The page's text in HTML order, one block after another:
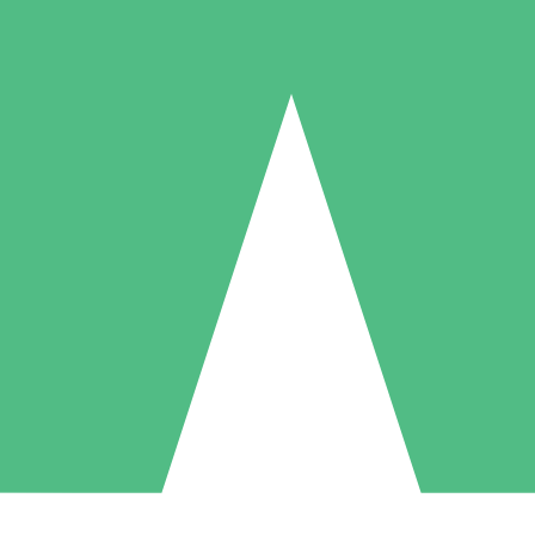
Individuelle Credit-Pakete
nach Bedarf mit Download-Credits. Keine monatliche Verpflichtung